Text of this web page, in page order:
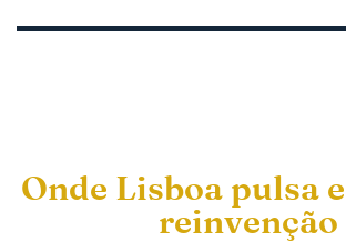
Onde Lisboa pulsa
reinvenção